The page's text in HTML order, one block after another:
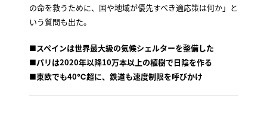
の命を救うために、国や地域が優先すべき適応策は何か」と
いう質問も出た。
■スペインは世界最大級の気候シェルターを整備した
■パリは2020年以降10万本以上の植樹で日陰を作る
■東欧でも40℃超に、鉄道も速度制限を呼びかけ